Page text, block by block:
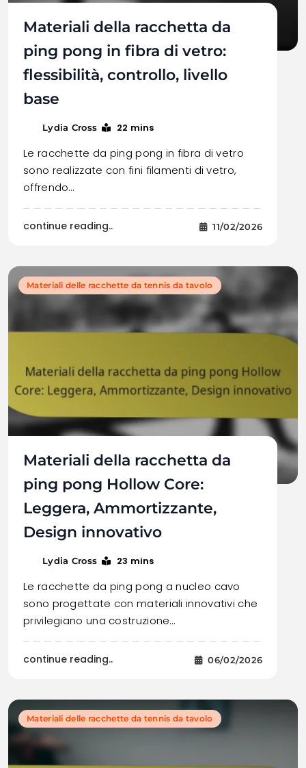
Materiali della racchetta da
ping pong in fibra di vetro:
flessibilità, controllo, livello
base
Lydia Cross 22 mins
Le racchette da ping pong in fibra di vetro
sono realizzate con fini filamenti di vetro,
offrendo…
continue reading.. 11/02/2026
Materiali delle racchette da tennis da tavolo
Materiali della racchetta da
ping pong Hollow Core:
Leggera, Ammortizzante,
Design innovativo
Lydia Cross 23 mins
Le racchette da ping pong a nucleo cavo
sono progettate con materiali innovativi che
privilegiano una costruzione…
continue reading.. 06/02/2026
Materiali delle racchette da tennis da tavolo